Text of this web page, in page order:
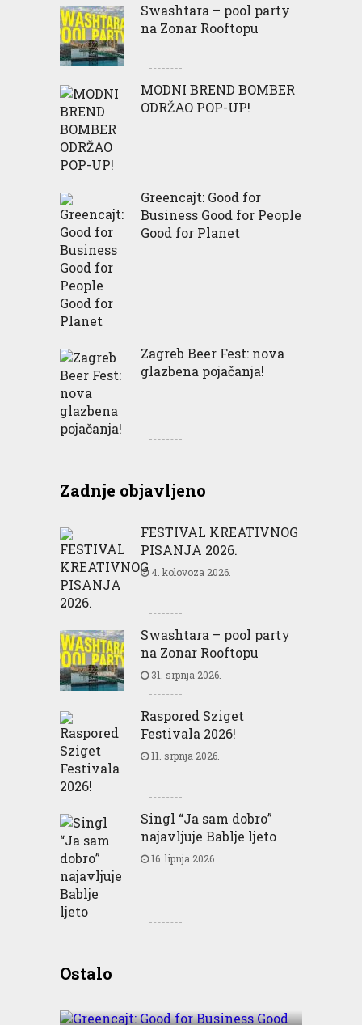
Swashtara – pool party
na Zonar Rooftopu
MODNI BREND BOMBER
ODRŽAO POP-UP!
Greencajt: Good for
Business Good for People
Good for Planet
Zagreb Beer Fest: nova
glazbena pojačanja!
Zadnje objavljeno
FESTIVAL KREATIVNOG
PISANJA 2026.
4. kolovoza 2026.
Swashtara – pool party
na Zonar Rooftopu
31. srpnja 2026.
Raspored Sziget
Festivala 2026!
11. srpnja 2026.
Singl “Ja sam dobro”
najavljuje Bablje ljeto
16. lipnja 2026.
OstaloBusiness Good for People